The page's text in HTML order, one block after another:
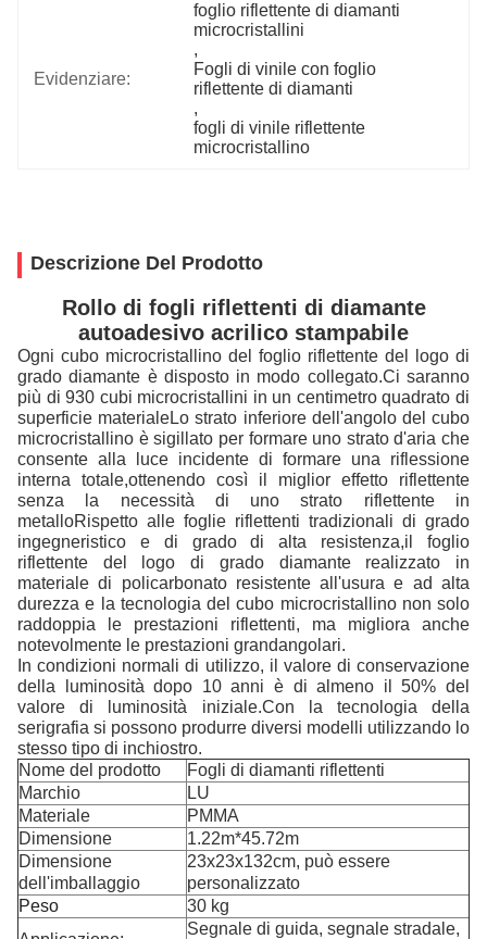
Evidenziare:
foglio riflettente di diamanti
microcristallini
,
Fogli di vinile con foglio
riflettente di diamanti
,
fogli di vinile riflettente
microcristallino
Descrizione Del Prodotto
Rollo di fogli riflettenti di diamante
autoadesivo acrilico stampabile
Ogni cubo microcristallino del foglio riflettente del logo di
grado diamante è disposto in modo collegato.Ci saranno
più di 930 cubi microcristallini in un centimetro quadrato di
superficie materialeLo strato inferiore dell'angolo del cubo
microcristallino è sigillato per formare uno strato d'aria che
consente alla luce incidente di formare una riflessione
interna totale,ottenendo così il miglior effetto riflettente
senza la necessità di uno strato riflettente in
metalloRispetto alle foglie riflettenti tradizionali di grado
ingegneristico e di grado di alta resistenza,il foglio
riflettente del logo di grado diamante realizzato in
materiale di policarbonato resistente all'usura e ad alta
durezza e la tecnologia del cubo microcristallino non solo
raddoppia le prestazioni riflettenti, ma migliora anche
notevolmente le prestazioni grandangolari.
In condizioni normali di utilizzo, il valore di conservazione
della luminosità dopo 10 anni è di almeno il 50% del
valore di luminosità iniziale.Con la tecnologia della
serigrafia si possono produrre diversi modelli utilizzando lo
stesso tipo di inchiostro.
Nome del prodotto
Fogli di diamanti riflettenti
Marchio
LU
Materiale
PMMA
Dimensione
1.22m*45.72m
Dimensione
dell'imballaggio
23x23x132cm, può essere
personalizzato
Peso
30 kg
Segnale di guida, segnale stradale,